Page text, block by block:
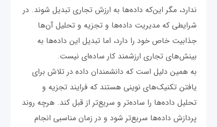
ندارد، مگر این‌که داده‌ها به ارزش تجاری تبدیل شوند. در
شرایطی که مدیریت داده‌ها و تجزیه و تحلیل آن‌ها
جذابیت خاص خود را دارد، اما تبدیل این داده‌ها به
بینش‌های تجاری ارزشمند کار ساده‌ای نیست.
به همین دلیل است که دانشمندان داده در تلاش برای
یافتن تکنیک‌های نوینی هستند که فرایند تجزیه و
تحلیل داده‌ها را ساده‌تر و سریع‌تر از قبل کند. هرچه روند
پردازش داده‌ها سریع‌تر شود و در زمان مناسبی انجام